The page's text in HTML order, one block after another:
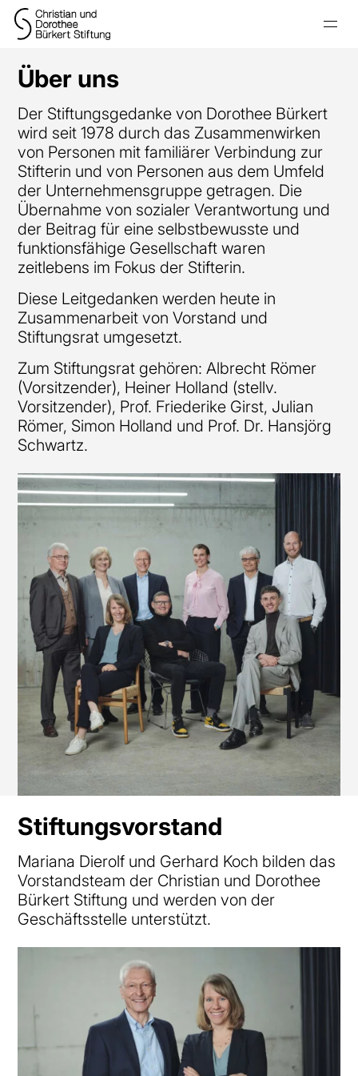
Über uns
Der Stiftungsgedanke von Dorothee Bürkert
wird seit 1978 durch das Zusammenwirken
von Personen mit familiärer Verbindung zur
Stifterin und von Personen aus dem Umfeld
der Unternehmensgruppe getragen. Die
Übernahme von sozialer Verantwortung und
der Beitrag für eine selbstbewusste und
funktionsfähige Gesellschaft waren
zeitlebens im Fokus der Stifterin.
Diese Leitgedanken werden heute in
Zusammenarbeit von Vorstand und
Stiftungsrat umgesetzt.
Zum Stiftungsrat gehören: Albrecht Römer
(Vorsitzender), Heiner Holland (stellv.
Vorsitzender), Prof. Friederike Girst, Julian
Römer, Simon Holland und Prof. Dr. Hansjörg
Schwartz.
Stiftungsvorstand
Mariana Dierolf und Gerhard Koch bilden das
Vorstandsteam der Christian und Dorothee
Bürkert Stiftung und werden von der
Geschäftsstelle unterstützt.